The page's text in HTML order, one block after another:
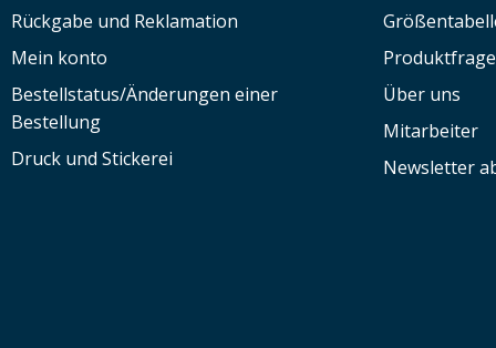
Rückgabe und Reklamation
Mein konto
Bestellstatus/Änderungen einer
Bestellung
Druck und Stickerei
Über uns
Mitarbeiter
Newsletter